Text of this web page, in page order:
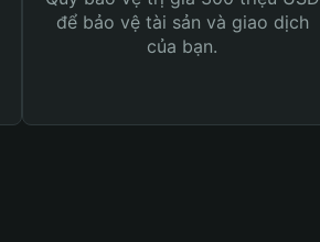
để bảo vệ tài sản và giao dịch
của bạn.